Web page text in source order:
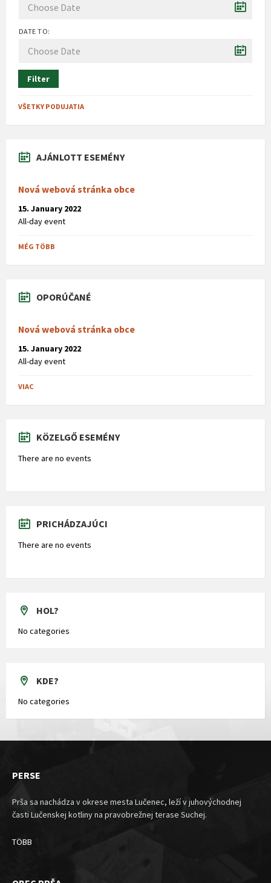
DATE TO:
Filter
VŠETKY PODUJATIA
AJÁNLOTT ESEMÉNY
Nová webová stránka obce
15. January 2022
All-day event
MÉG TÖBB
OPORÚČANÉ
Nová webová stránka obce
15. January 2022
All-day event
VIAC
KÖZELGŐ ESEMÉNY
There are no events
PRICHÁDZAJÚCI
There are no events
HOL?
No categories
KDE?
No categories
PERSE
Prša sa nachádza v okrese mesta Lučenec, leží v juhovýchodnej
časti Lučenskej kotliny na pravobrežnej terase Suchej.
TÖBB